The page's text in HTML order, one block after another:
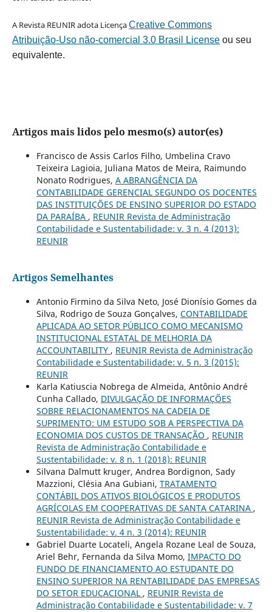
A Revista REUNIR adota LicençaCreative Commons
Atribuição-Uso não-comercial 3.0 Brasil Licenseou seu
equivalente.
Artigos mais lidos pelo mesmo(s) autor(es)
Francisco de Assis Carlos Filho, Umbelina Cravo
Teixeira Lagioia, Juliana Matos de Meira, Raimundo
Nonato Rodrigues, A ABRANGÊNCIA DA
CONTABILIDADE GERENCIAL SEGUNDO OS DOCENTES
DAS INSTITUIÇÕES DE ENSINO SUPERIOR DO ESTADO
DA PARAÍBA , REUNIR Revista de Administração
Contabilidade e Sustentabilidade: v. 3 n. 4 (2013):
REUNIR
Artigos Semelhantes
Antonio Firmino da Silva Neto, José Dionísio Gomes da
Silva, Rodrigo de Souza Gonçalves, CONTABILIDADE
APLICADA AO SETOR PÚBLICO COMO MECANISMO
INSTITUCIONAL ESTATAL DE MELHORIA DA
ACCOUNTABILITY , REUNIR Revista de Administração
Contabilidade e Sustentabilidade: v. 5 n. 3 (2015):
REUNIR
Karla Katiuscia Nobrega de Almeida, Antônio André
Cunha Callado, DIVULGAÇÃO DE INFORMAÇÕES
SOBRE RELACIONAMENTOS NA CADEIA DE
SUPRIMENTO: UM ESTUDO SOB A PERSPECTIVA DA
ECONOMIA DOS CUSTOS DE TRANSAÇÃO , REUNIR
Revista de Administração Contabilidade e
Sustentabilidade: v. 8 n. 1 (2018): REUNIR
Silvana Dalmutt kruger, Andrea Bordignon, Sady
Mazzioni, Clésia Ana Gubiani, TRATAMENTO
CONTÁBIL DOS ATIVOS BIOLÓGICOS E PRODUTOS
AGRÍCOLAS EM COOPERATIVAS DE SANTA CATARINA ,
REUNIR Revista de Administração Contabilidade e
Sustentabilidade: v. 4 n. 3 (2014): REUNIR
Gabriel Duarte Locateli, Angela Rozane Leal de Souza,
Ariel Behr, Fernanda da Silva Momo, IMPACTO DO
FUNDO DE FINANCIAMENTO AO ESTUDANTE DO
ENSINO SUPERIOR NA RENTABILIDADE DAS EMPRESAS
DO SETOR EDUCACIONAL , REUNIR Revista de
Administração Contabilidade e Sustentabilidade: v. 7